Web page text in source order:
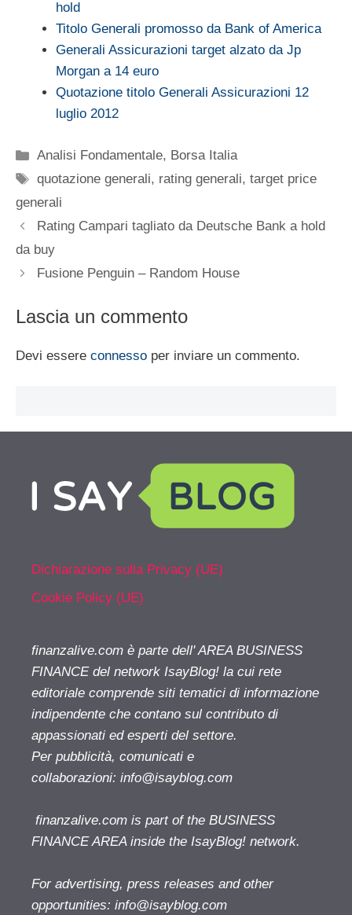
hold
Titolo Generali promosso da Bank of America
Generali Assicurazioni target alzato da Jp
Morgan a 14 euro
Quotazione titolo Generali Assicurazioni 12
luglio 2012
Categorie
Analisi Fondamentale, Borsa Italia
Tag
quotazione generali, rating generali,target price
generali
Rating Campari tagliato da Deutsche Bank a hold
da buy
Fusione Penguin – Random House
Lascia un commento
Devi essere connesso per inviare un commento.
Dichiarazione sulla Privacy (UE)
Cookie Policy (UE)
finanzalive.com è parte dell' AREA BUSINESS
FINANCE del network IsayBlog! la cui rete
editoriale comprende siti tematici di informazione
indipendente che contano sul contributo di
appassionati ed esperti del settore.
Per pubblicità, comunicati e
collaborazioni: info@isayblog.com
finanzalive.com is part of the BUSINESS
FINANCE AREA inside the IsayBlog! network.
For advertising, press releases and other
opportunities: info@isayblog.com